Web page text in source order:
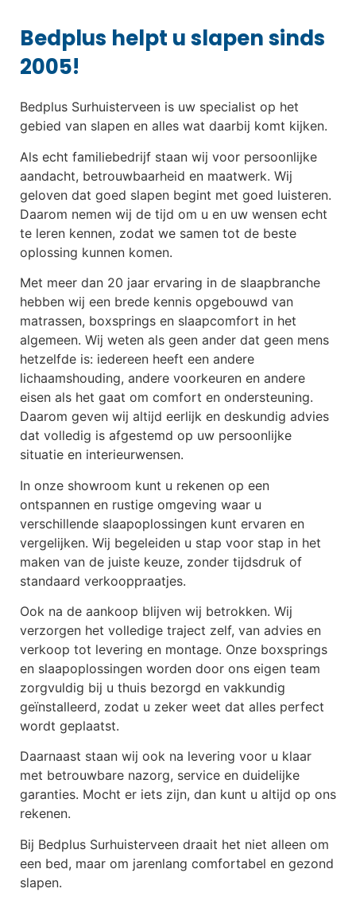
Bedplus helpt u slapen sinds
2005!
Bedplus Surhuisterveen is uw specialist op het
gebied van slapen en alles wat daarbij komt kijken.
Als echt familiebedrijf staan wij voor persoonlijke
aandacht, betrouwbaarheid en maatwerk. Wij
geloven dat goed slapen begint met goed luisteren.
Daarom nemen wij de tijd om u en uw wensen echt
te leren kennen, zodat we samen tot de beste
oplossing kunnen komen.
Met meer dan 20 jaar ervaring in de slaapbranche
hebben wij een brede kennis opgebouwd van
matrassen, boxsprings en slaapcomfort in het
algemeen. Wij weten als geen ander dat geen mens
hetzelfde is: iedereen heeft een andere
lichaamshouding, andere voorkeuren en andere
eisen als het gaat om comfort en ondersteuning.
Daarom geven wij altijd eerlijk en deskundig advies
dat volledig is afgestemd op uw persoonlijke
situatie en interieurwensen.
In onze showroom kunt u rekenen op een
ontspannen en rustige omgeving waar u
verschillende slaapoplossingen kunt ervaren en
vergelijken. Wij begeleiden u stap voor stap in het
maken van de juiste keuze, zonder tijdsdruk of
standaard verkooppraatjes.
Ook na de aankoop blijven wij betrokken. Wij
verzorgen het volledige traject zelf, van advies en
verkoop tot levering en montage. Onze boxsprings
en slaapoplossingen worden door ons eigen team
zorgvuldig bij u thuis bezorgd en vakkundig
geïnstalleerd, zodat u zeker weet dat alles perfect
wordt geplaatst.
Daarnaast staan wij ook na levering voor u klaar
met betrouwbare nazorg, service en duidelijke
garanties. Mocht er iets zijn, dan kunt u altijd op ons
rekenen.
Bij Bedplus Surhuisterveen draait het niet alleen om
een bed, maar om jarenlang comfortabel en gezond
slapen.